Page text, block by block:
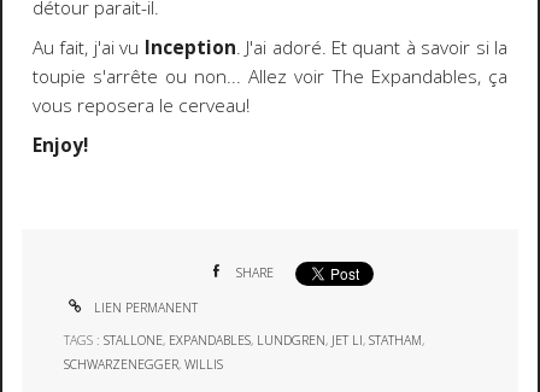
détour parait-il.
Au fait, j'ai vu Inception. J'ai adoré. Et quant à savoir si la
toupie s'arrête ou non... Allez voir The Expandables, ça
vous reposera le cerveau!
Enjoy!
SHARE
LIEN PERMANENT
TAGS :STALLONE, EXPANDABLES, LUNDGREN, JET LI,STATHAM,
SCHWARZENEGGER,WILLIS